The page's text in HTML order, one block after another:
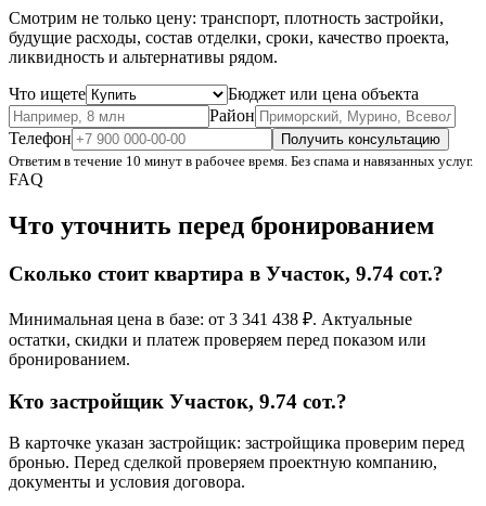
Смотрим не только цену: транспорт, плотность застройки,
будущие расходы, состав отделки, сроки, качество проекта,
ликвидность и альтернативы рядом.
Что ищете
Бюджет или цена объекта
Район
Телефон
Получить консультацию
Ответим в течение 10 минут в рабочее время. Без спама и навязанных услуг.
FAQ
Что уточнить перед бронированием
Сколько стоит квартира в Участок, 9.74 сот.?
Минимальная цена в базе: от 3 341 438 ₽. Актуальные
остатки, скидки и платеж проверяем перед показом или
бронированием.
Кто застройщик Участок, 9.74 сот.?
В карточке указан застройщик: застройщика проверим перед
бронью. Перед сделкой проверяем проектную компанию,
документы и условия договора.